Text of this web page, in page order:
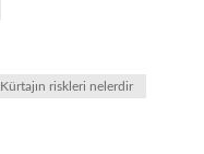
Kürtajın riskleri nelerdir